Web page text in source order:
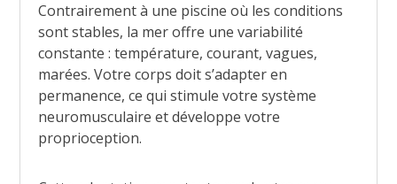
Contrairement à une piscine où les conditions
sont stables, la mer offre une variabilité
constante : température, courant, vagues,
marées. Votre corps doit s’adapter en
permanence, ce qui stimule votre système
neuromusculaire et développe votre
proprioception.